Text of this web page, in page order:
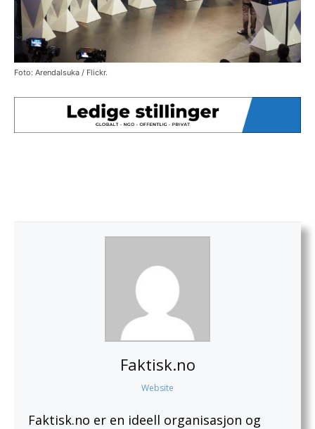
Foto: Arendalsuka / Flickr.
Faktisk.no
Website
Faktisk.no er en ideell organisasjon og